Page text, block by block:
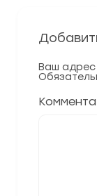
Ваш адрес